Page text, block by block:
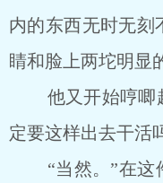
内的东西无时无刻
睛和脸上两坨明显
他又开始哼唧起
定要这样出去干活
“当然。”在这件